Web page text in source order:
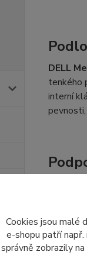
DELL
tenkého
interní
V
Cookies jsou malé
e-shopu patří
správně zobrazily